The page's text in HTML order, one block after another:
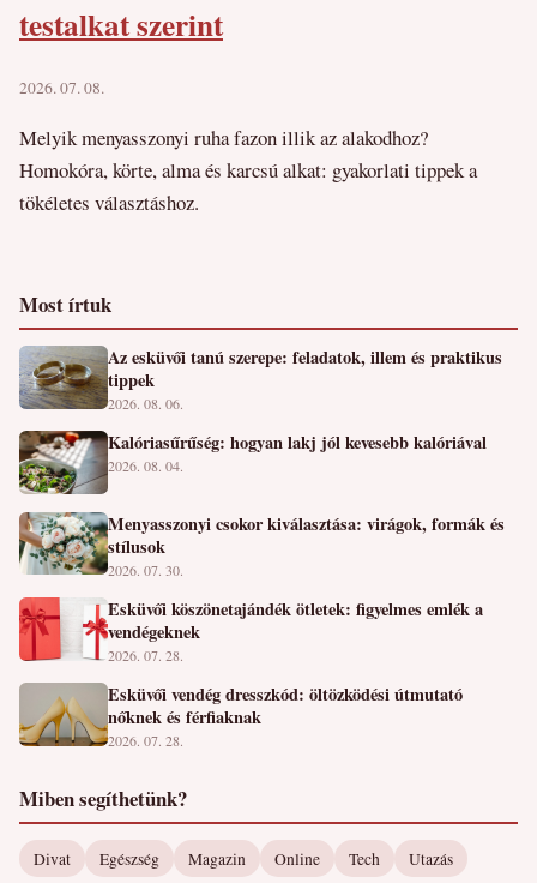
testalkat szerint
2026. 07. 08.
Melyik menyasszonyi ruha fazon illik az alakodhoz?
Homokóra, körte, alma és karcsú alkat: gyakorlati tippek a
tökéletes választáshoz.
Most írtuk
Az esküvői tanú szerepe: feladatok, illem és praktikus
tippek
2026. 08. 06.
Kalóriasűrűség: hogyan lakj jól kevesebb kalóriával
2026. 08. 04.
Menyasszonyi csokor kiválasztása: virágok, formák és
stílusok
2026. 07. 30.
Esküvői köszönetajándék ötletek: figyelmes emlék a
vendégeknek
2026. 07. 28.
Esküvői vendég dresszkód: öltözködési útmutató
nőknek és férfiaknak
2026. 07. 28.
Miben segíthetünk?
Divat Egészség Magazin Online Tech Utazás